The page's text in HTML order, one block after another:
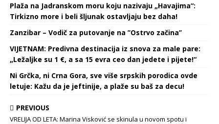
Plaža na Jadranskom moru koju nazivaju „Havajima“:
Tirkizno more i beli šljunak ostavljaju bez daha!
Zanzibar – Vodič za putovanje na ’’Ostrvo začina’’
VIJETNAM: Predivna destinacija iz snova za male pare:
„Ležaljke su 1 €, a sa 15 evra ceo dan jedete i pijete!“
Ni Grčka, ni Crna Gora, sve više srpskih porodica ovde
letuje: Kažu da je jeftinije, a plaže su baš za decu!
PREVIOUS
VRELIJA OD LETA: Marina Visković se skinula u novom spotu i